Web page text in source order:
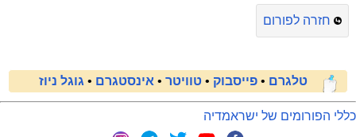
חזרה לפורום
טלגרם • פייסבוק • טוויטר • אינסטגרם • גוגל ניוז
כללי הפורומים של ישראמדיה